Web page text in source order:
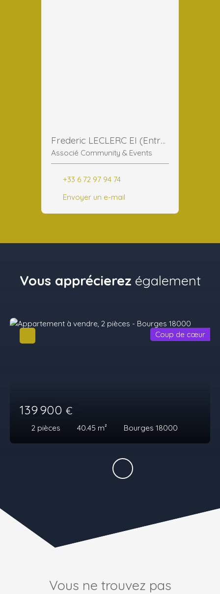
Frederic LECLERC EI (Entreprise Individuelle)
Associé Community & Events
+33 6 72 97 94 74
Envoyer un e-mail
Vous apprécierez également
139 900 €
2 pièces 40.45 m² Bourges 18000
Coup de cœur
Vous ne trouvez pas